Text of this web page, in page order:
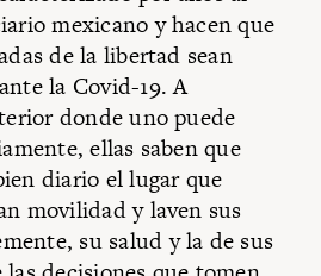
mexicano y hacen que
de la libertad sean
la Covid-19. A
donde uno puede
ellas saben que
diario el lugar que
movilidad y laven sus
su salud y la de sus